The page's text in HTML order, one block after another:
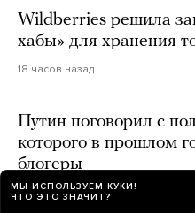
Wildberries решила
хабы» для хранения
18 часов назад
Путин поговорил с
которого в прошлом
блогеры
17 часов назад
МЫ ИСПОЛЬЗУЕМ КУКИ!
ЧТО ЭТО ЗНАЧИТ?